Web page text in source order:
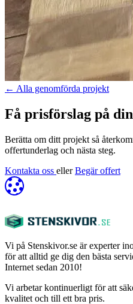
← Alla genomförda projekt
Få prisförslag på
Berätta om ditt projekt så
offertunderlag och nästa steg.
Kontakta oss eller Begär offert
Vi på Stenskivor.se är experter
för att alltid ge dig den bästa
Internet sedan 2010!
Vi arbetar kontinuerligt för att
kvalitet och till ett bra pris.